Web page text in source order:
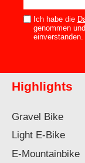
Ich habe die
genommen
einverstanden.
Highlights
Gravel Bike
Light E-Bike
E-Mountainbike